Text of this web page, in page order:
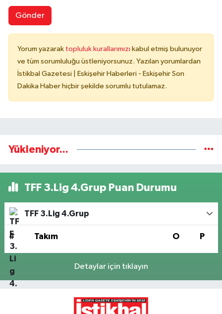
Gönder
Yorum yazarak topluluk kurallarımızı kabul etmiş bulunuyor
ve tüm sorumluluğu üstleniyorsunuz. Yazılan yorumlardan
İstikbal Gazetesi | Eskişehir Haberleri - Eskişehir Son
Dakika Haber hiçbir şekilde sorumlu tutulamaz.
Yükleniyor...
TFF 3.Lig 4.Grup Puan Durumu
TFF 3.Lig 4.Grup
# Takım O P
Detaylar için tıklayın